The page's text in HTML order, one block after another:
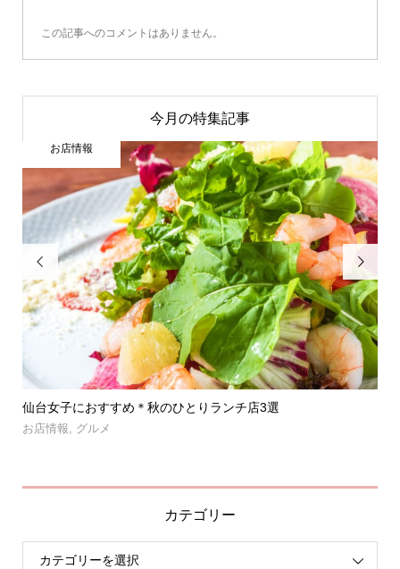
この記事へのコメントはありません。
今月の特集記事

仙台女子におすすめ＊秋のひとりランチ店3選
お店情報 グルメ
お店情報

カテゴリー